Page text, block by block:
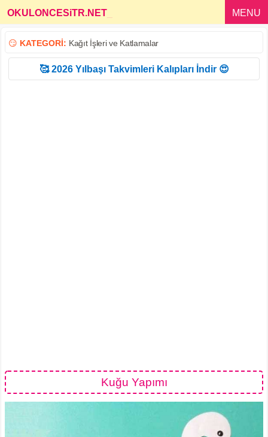
OKULONCESiTR.NET MENU
😏 KATEGORİ: Kağıt İşleri ve Katlamalar
🥰 2026 Yılbaşı Takvimleri Kalıpları İndir 😍
Kuğu Yapımı